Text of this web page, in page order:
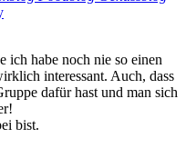
ich habe noch nie so einen
interessant. Auch, dass
dafür hast und man sich
bist.